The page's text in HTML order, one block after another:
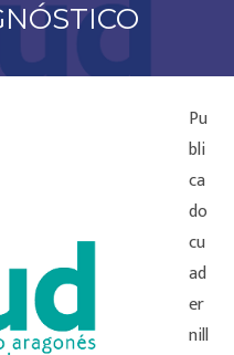
Pu
bli
ca
do
cu
ad
er
nill